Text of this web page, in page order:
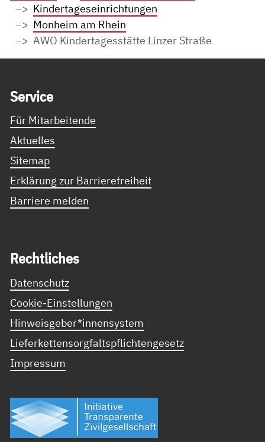
Kindertageseinrichtungen
Monheim am Rhein
AWO Kindertagesstätte Linzer Straße
Ser­vice
Für Mitarbeitende
Aktuelles
Sitemap
Erklärung zur Barrierefreiheit
Barriere melden
Recht­li­ches
Datenschutz
Cookie-Einstellungen
Hinweisgeber*innensystem
Lieferkettensorgfaltspflichtengesetz
Impressum